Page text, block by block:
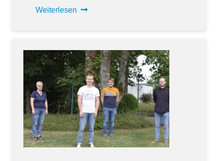
Weiterlesen